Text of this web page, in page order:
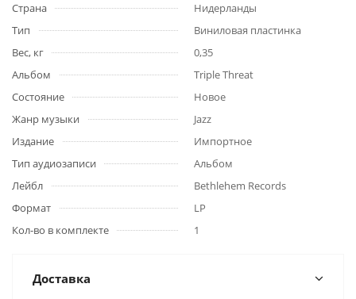
Страна
Нидерланды
Тип
Виниловая пластинка
Вес, кг
0,35
Альбом
Triple Threat
Состояние
Новое
Жанр музыки
Jazz
Издание
Импортное
Тип аудиозаписи
Альбом
Лейбл
Bethlehem Records
Формат
LP
Кол-во в комплекте
1
Доставка